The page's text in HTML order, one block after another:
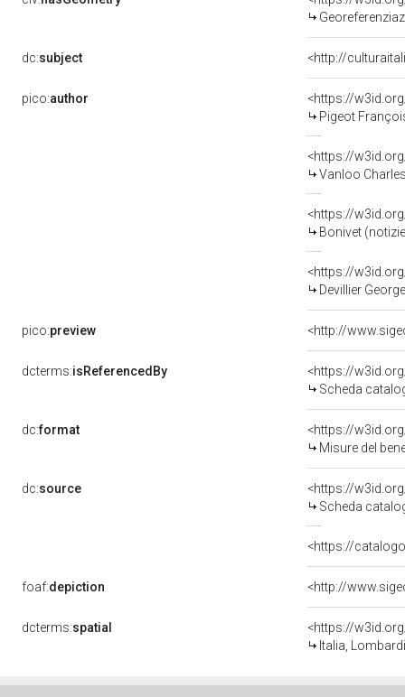
dc:subject <http://
pico:author
<https://
Pigeot
<https://
Vanloo
<https://
Bonivet
<https://
Devillier
pico:preview
dcterms:isReferencedBy
<https://
Scheda
dc:format
<https://
Misure del
dc:source
<https://
Scheda
<https://
foaf:depiction
dcterms:spatial
<https://
Italia,